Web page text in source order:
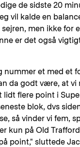
de sidste 20
vil kalde en
men ikke for
er det også
nummer et med et
da godt være, at vi
lidt flere point i
blok, dvs
så vinder vi fem,
kun på Old
point," sluttede